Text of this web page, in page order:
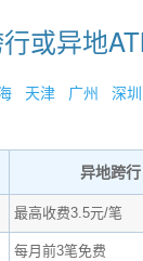
或异地
天津 广州 深圳
异地跨行
最高收费3.5元/笔
每月前3笔免费